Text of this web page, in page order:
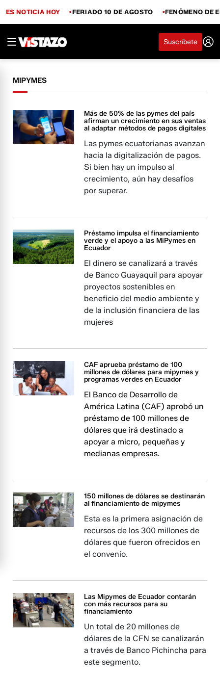
ES NOTICIA HOY FERIADO 10 DE AGOSTO FENÓMENO DE
Suscríbete
MIPYMES
Más de 50% de las pymes del país
afirman un crecimiento en sus ventas
al adaptar métodos de pagos digitales
Las pymes ecuatorianas avanzan
hacia la digitalización de pagos.
Si bien hay un impulso al
crecimiento, aún hay desafíos
por superar.
Préstamo impulsa el financiamiento
verde y el apoyo a las MiPymes en
Ecuador
El dinero se canalizará a través
de Banco Guayaquil para apoyar
proyectos sostenibles en
beneficio del medio ambiente y
de la inclusión financiera de las
mujeres
CAF aprueba préstamo de 100
millones de dólares para mipymes y
programas verdes en Ecuador
El Banco de Desarrollo de
América Latina (CAF) aprobó un
préstamo de 100 millones de
dólares que irá destinado a
apoyar a micro, pequeñas y
medianas empresas.
150 millones de dólares se destinarán
al financiamiento de mipymes
Esta es la primera asignación de
recursos de los 300 millones de
dólares que fueron ofrecidos en
el convenio.
Las Mipymes de Ecuador contarán
con más recursos para su
financiamiento
Un total de 20 millones de
dólares de la CFN se canalizarán
a través de Banco Pichincha para
este segmento.